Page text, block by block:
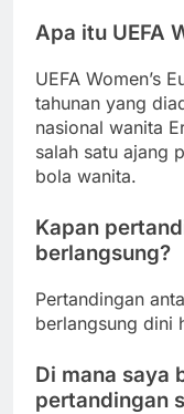
Apa itu UEFA
UEFA Women’s
tahunan yang
nasional wanita
salah satu ajang
bola wanita.
Kapan
berlangsung?
Pertandingan
berlangsung dini
Di mana saya
pertandingan